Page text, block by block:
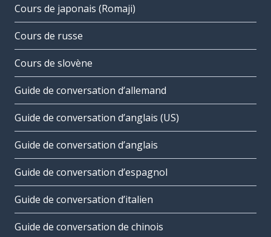
Cours de japonais (Romaji)
Cours de russe
Cours de slovène
Guide de conversation d’allemand
Guide de conversation d’anglais (US)
Guide de conversation d’anglais
Guide de conversation d’espagnol
Guide de conversation d’italien
Guide de conversation de chinois